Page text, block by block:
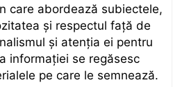
care abordează subiectele,
și respectul față de
și atenția ei pentru
informației se regăsesc
pe care le semnează.